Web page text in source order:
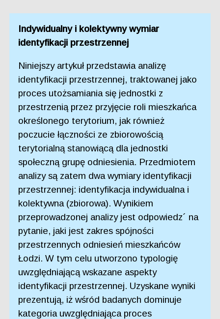
Indywidualny i kolektywny wymiar
identyfikacji przestrzennej
Niniejszy artykuł przedstawia analizę
identyfikacji przestrzennej, traktowanej jako
proces utożsamiania się jednostki z
przestrzenią przez przyjęcie roli mieszkańca
określonego terytorium, jak również
poczucie łączności ze zbiorowością
terytorialną stanowiącą dla jednostki
społeczną grupę odniesienia. Przedmiotem
analizy są zatem dwa wymiary identyfikacji
przestrzennej: identyfikacja indywidualna i
kolektywna (zbiorowa). Wynikiem
przeprowadzonej analizy jest odpowiedz´ na
pytanie, jaki jest zakres spójności
przestrzennych odniesień mieszkańców
Łodzi. W tym celu utworzono typologię
uwzględniającą wskazane aspekty
identyfikacji przestrzennej. Uzyskane wyniki
prezentują, iż wśród badanych dominuje
kategoria uwzględniająca proces